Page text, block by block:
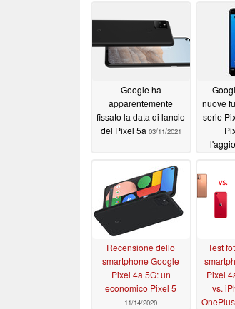
Google ha
apparentemente
fissato la data di lancio
del Pixel 5a 03/11/2021
nuove
serie
Recensione dello
smartphone Google
Pixel 4a 5G: un
economico Pixel 5
11/14/2020
Test
Pixel
vs.